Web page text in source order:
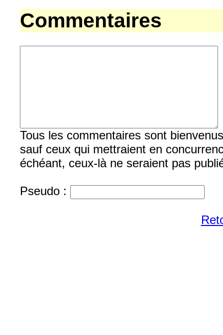
Commentaires
Tous les commentaires sont
sauf ceux qui mettraient en
échéant, ceux-là ne seraient pas
Pseudo :